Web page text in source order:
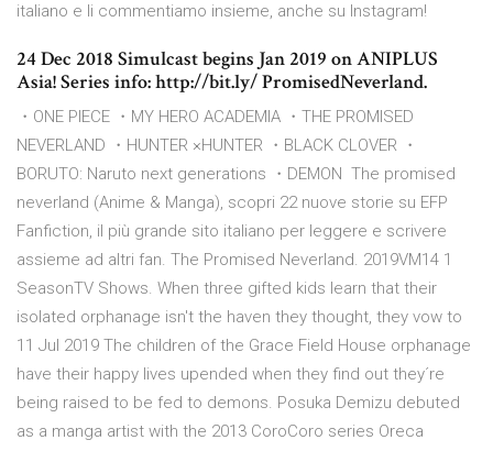
italiano e li commentiamo insieme, anche su Instagram!
24 Dec 2018 Simulcast begins Jan 2019 on ANIPLUS
Asia! Series info: http://bit.ly/ PromisedNeverland.
・ONE PIECE ・MY HERO ACADEMIA ・THE PROMISED
NEVERLAND ・HUNTER ×HUNTER ・BLACK CLOVER ・
BORUTO: Naruto next generations ・DEMON The promised
neverland (Anime & Manga), scopri 22 nuove storie su EFP
Fanfiction, il più grande sito italiano per leggere e scrivere
assieme ad altri fan. The Promised Neverland. 2019VM14 1
SeasonTV Shows. When three gifted kids learn that their
isolated orphanage isn't the haven they thought, they vow to
11 Jul 2019 The children of the Grace Field House orphanage
have their happy lives upended when they find out they´re
being raised to be fed to demons. Posuka Demizu debuted
as a manga artist with the 2013 CoroCoro series Oreca